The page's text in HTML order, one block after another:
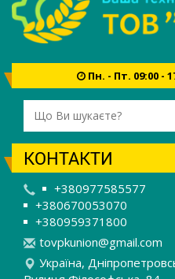
Пн. - Пт. 09:00 -
КОНТАКТИ
+380977585577
+380670053070
+380959371800
tovpkunion@gmail.com
Україна,